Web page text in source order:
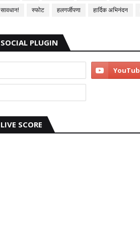
सावधान!
स्फोट हलगर्जीपणा हार्दिक अभिनंदन
SOCIAL PLUGIN
LIVE SCORE